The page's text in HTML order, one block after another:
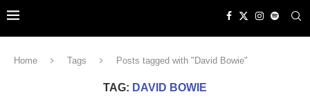
Home Tags Posts tagged with "David Bowie"
TAG: DAVID BOWIE